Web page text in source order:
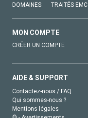
DOMAINES TRAITÉS EMC
MON COMPTE
CRÉER UN COMPTE
AIDE & SUPPORT
Contactez-nous / FAQ
Qui sommes-nous ?
Mentions légales